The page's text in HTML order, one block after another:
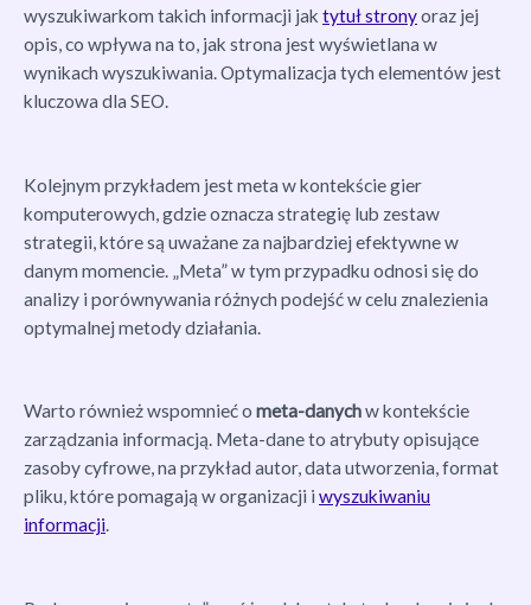
wyszukiwarkom takich informacji jak tytuł stronyoraz jej
opis, co wpływa na to, jak strona jest wyświetlana w
wynikach wyszukiwania. Optymalizacja tych elementów jest
kluczowa dla SEO.
Kolejnym przykładem jest meta w kontekście gier
komputerowych, gdzie oznacza strategię lub zestaw
strategii, które są uważane za najbardziej efektywne w
danym momencie. „Meta” w tym przypadku odnosi się do
analizy i porównywania różnych podejść w celu znalezienia
optymalnej metody działania.
Warto również wspomnieć o meta-danychw kontekście
zarządzania informacją. Meta-dane to atrybuty opisujące
zasoby cyfrowe, na przykład autor, data utworzenia, format
pliku, które pomagają w organizacji i wyszukiwaniu
informacji.